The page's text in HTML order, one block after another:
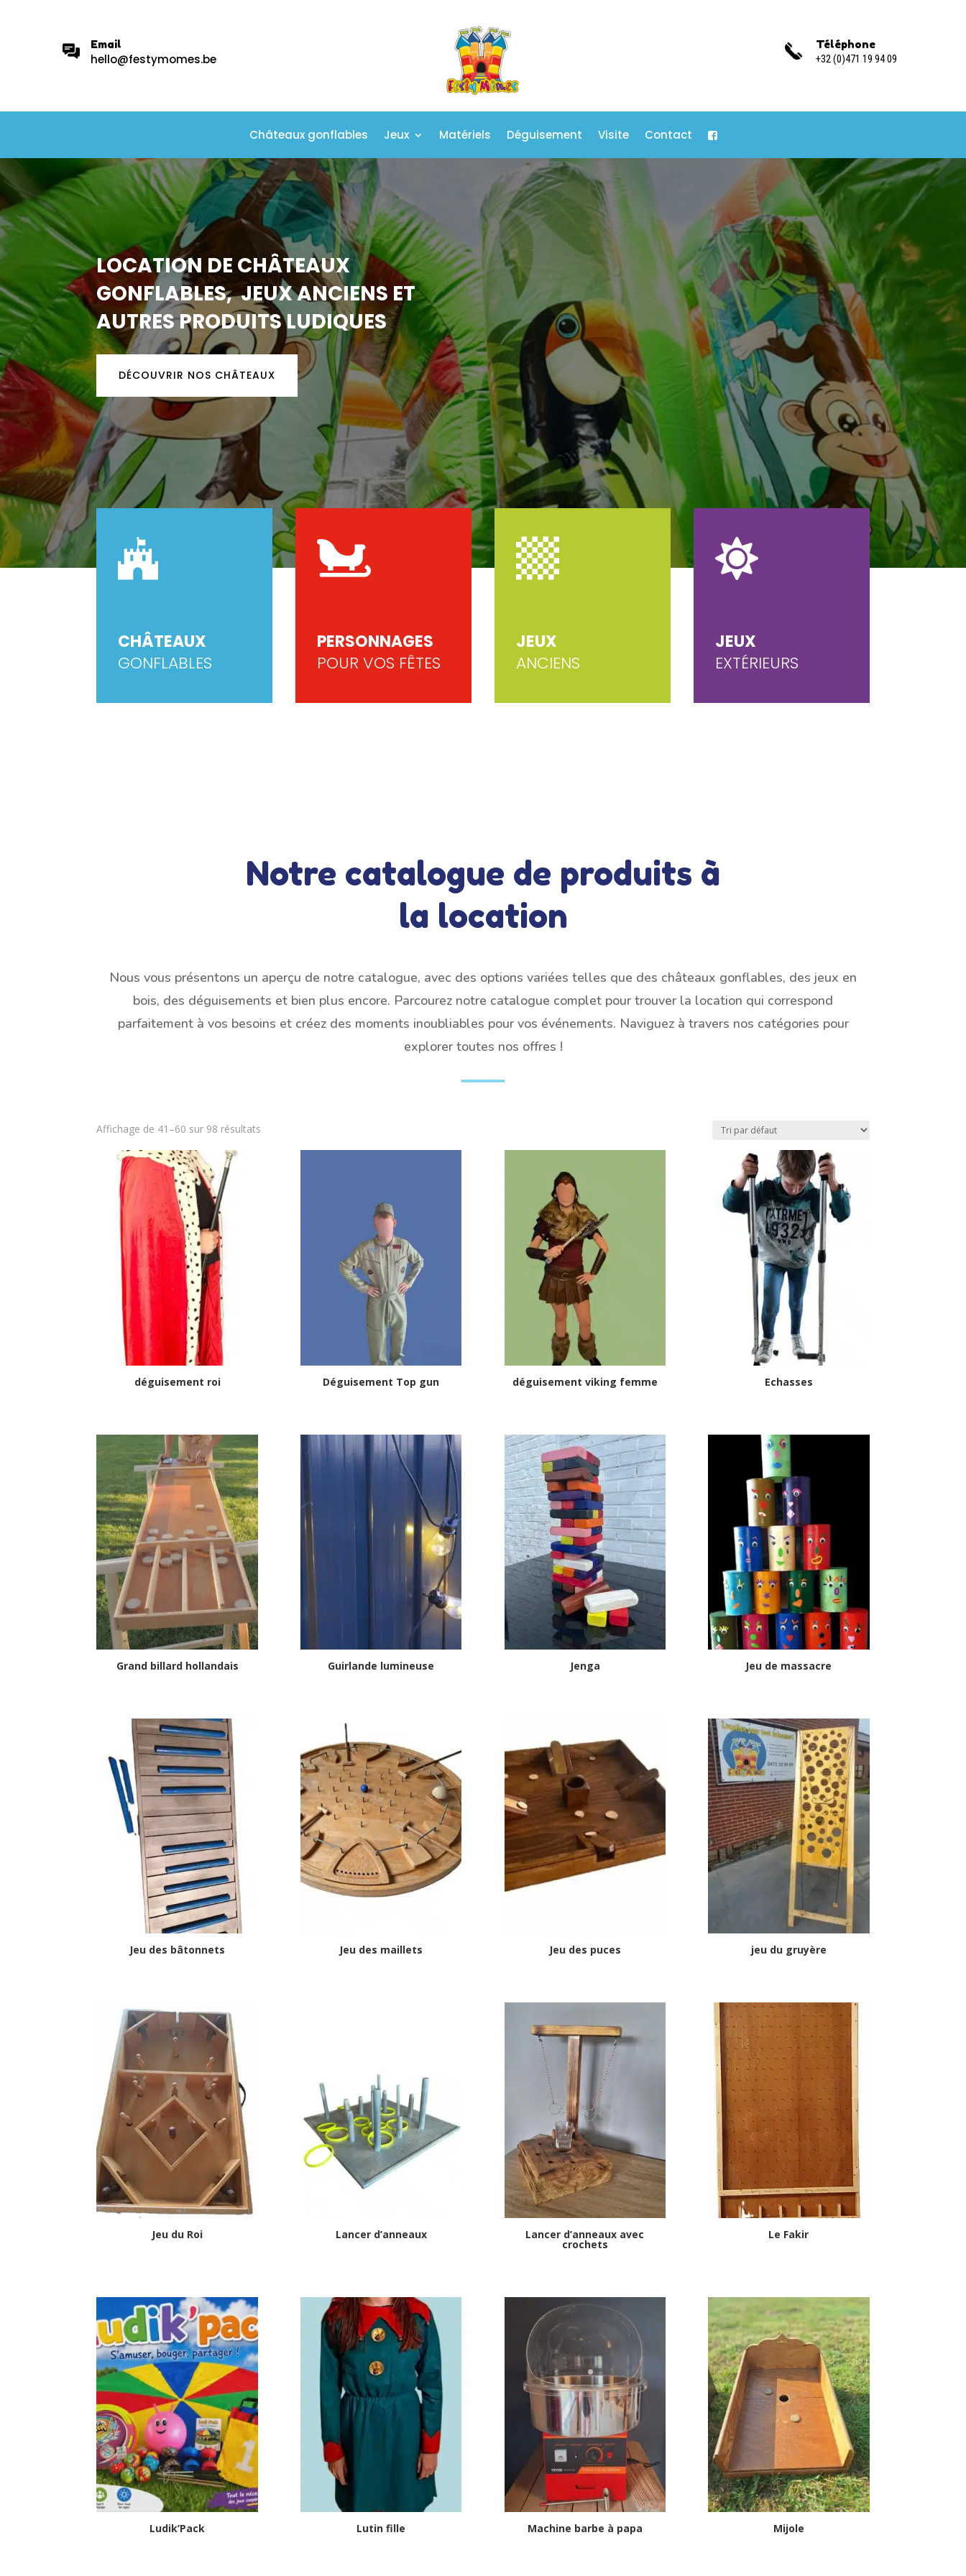
Email
hello@festymomes.be
Téléphone
+32 (0)471 19 94 09
Châteaux gonflables Jeux Matériels Déguisement Visite Contact
LOCATION DE CHÂTEAUX
GONFLABLES, JEUX ANCIENS ET
AUTRES PRODUITS LUDIQUES
DÉCOUVRIR NOS CHÂTEAUX

CHÂTEAUX
GONFLABLES

PERSONNAGES
POUR VOS FÊTES

JEUX
ANCIENS

JEUX
EXTÉRIEURS
Notre catalogue de produits à
la location
Nous vous présentons un aperçu de notre catalogue, avec des options variées telles que des châteaux gonflables, des jeux en
bois, des déguisements et bien plus encore. Parcourez notre catalogue complet pour trouver la location qui correspond
parfaitement à vos besoins et créez des moments inoubliables pour vos événements. Naviguez à travers nos catégories pour
explorer toutes nos offres !
Affichage de 41–60 sur 98 résultats
déguisement roi Déguisement Top gun déguisement viking femme Echasses
Grand billard hollandais Guirlande lumineuse Jenga Jeu de massacre
Jeu des bâtonnets Jeu des maillets Jeu des puces jeu du gruyère
Jeu du Roi Lancer d’anneaux Lancer d’anneaux avec
crochets
Le Fakir
Ludik’Pack Lutin fille Machine barbe à papa Mijole